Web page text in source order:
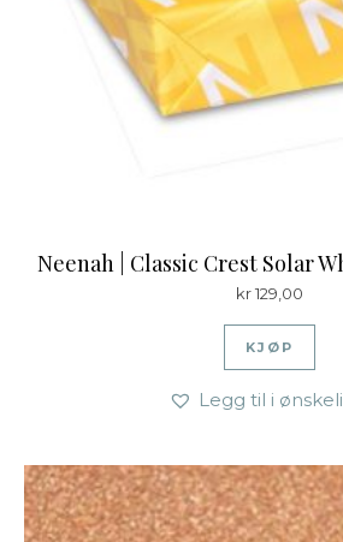
Neenah | Classic Crest Solar
kr129,00
KJØP
Legg til i